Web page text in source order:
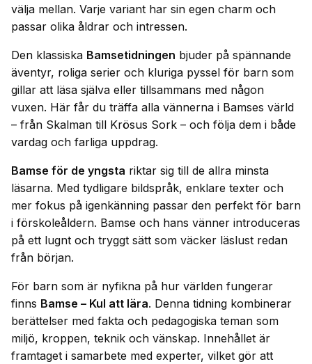
välja mellan. Varje variant har sin egen charm och
passar olika åldrar och intressen.
Den klassiska Bamsetidningen bjuder på spännande
äventyr, roliga serier och kluriga pyssel för barn som
gillar att läsa själva eller tillsammans med någon
vuxen. Här får du träffa alla vännerna i Bamses värld
– från Skalman till Krösus Sork – och följa dem i både
vardag och farliga uppdrag.
Bamse för de yngsta riktar sig till de allra minsta
läsarna. Med tydligare bildspråk, enklare texter och
mer fokus på igenkänning passar den perfekt för barn
i förskoleåldern. Bamse och hans vänner introduceras
på ett lugnt och tryggt sätt som väcker läslust redan
från början.
För barn som är nyfikna på hur världen fungerar
finns Bamse – Kul att lära. Denna tidning kombinerar
berättelser med fakta och pedagogiska teman som
miljö, kroppen, teknik och vänskap. Innehållet är
framtaget i samarbete med experter, vilket gör att